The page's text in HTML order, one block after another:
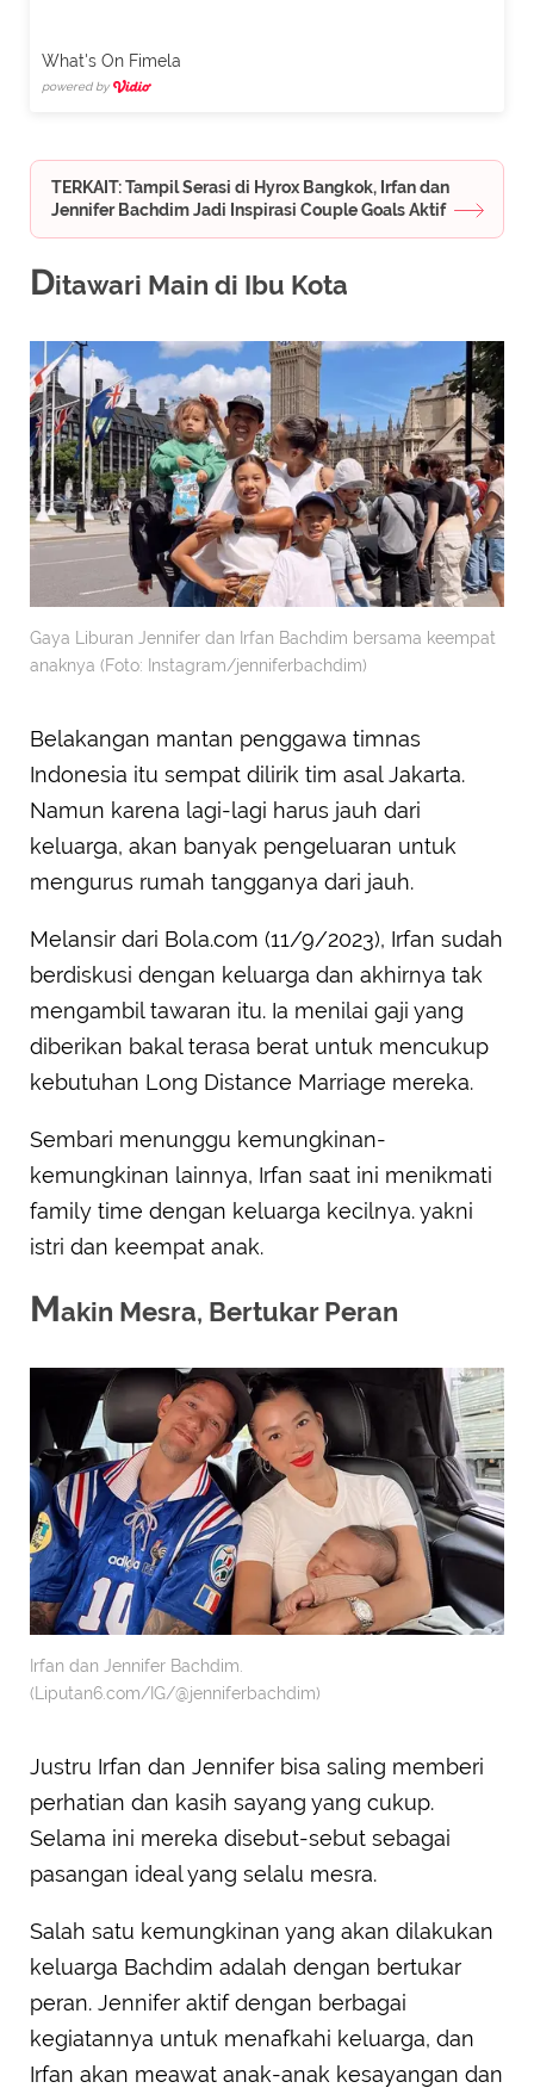
What's On Fimela
powered by
TERKAIT: Tampil Serasi di Hyrox Bangkok, Irfan dan
Jennifer Bachdim Jadi Inspirasi Couple Goals Aktif
Ditawari Main di Ibu Kota
Gaya Liburan Jennifer dan Irfan Bachdim bersama keempat
anaknya (Foto: Instagram/jenniferbachdim)
Belakangan mantan penggawa timnas
Indonesia itu sempat dilirik tim asal Jakarta.
Namun karena lagi-lagi harus jauh dari
keluarga, akan banyak pengeluaran untuk
mengurus rumah tangganya dari jauh.
Melansir dari Bola.com (11/9/2023), Irfan sudah
berdiskusi dengan keluarga dan akhirnya tak
mengambil tawaran itu. Ia menilai gaji yang
diberikan bakal terasa berat untuk mencukup
kebutuhan Long Distance Marriage mereka.
Sembari menunggu kemungkinan-
kemungkinan lainnya, Irfan saat ini menikmati
family time dengan keluarga kecilnya. yakni
istri dan keempat anak.
Makin Mesra, Bertukar Peran
Irfan dan Jennifer Bachdim.
(Liputan6.com/IG/@jenniferbachdim)
Justru Irfan dan Jennifer bisa saling memberi
perhatian dan kasih sayang yang cukup.
Selama ini mereka disebut-sebut sebagai
pasangan ideal yang selalu mesra.
Salah satu kemungkinan yang akan dilakukan
keluarga Bachdim adalah dengan bertukar
peran. Jennifer aktif dengan berbagai
kegiatannya untuk menafkahi keluarga, dan
Irfan akan meawat anak-anak kesayangan dan